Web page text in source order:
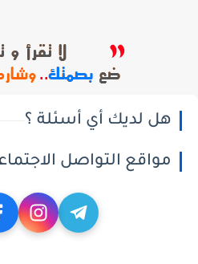
هل لديك أي أسئلة ؟
مواقع التواصل الاجتماعي